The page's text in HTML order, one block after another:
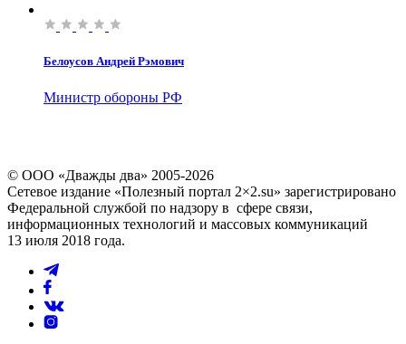
Белоусов Андрей Рэмович
Министр обороны РФ
© ООО «Дважды два» 2005-2026
Сетевое издание «Полезный портал 2×2.su» зарегистрировано
Федеральной службой по надзору в сфере связи,
информационных технологий и массовых коммуникаций
13 июля 2018 года.